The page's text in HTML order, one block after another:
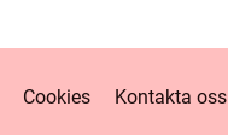
Cookies Kontakta oss